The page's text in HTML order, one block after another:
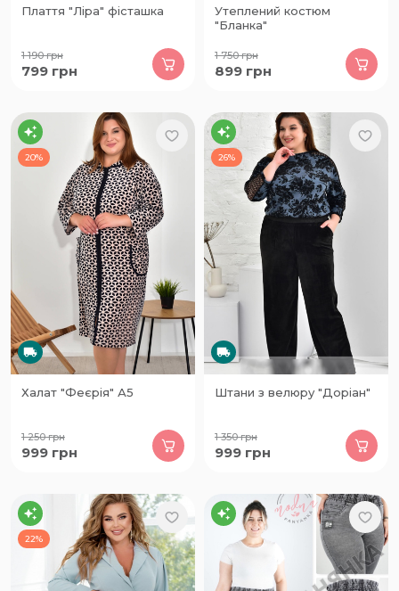
Плаття "Ліра" фісташка
1 190грн
799 грн
Утеплений костюм
"Бланка"
1 750грн
899 грн
20%
Халат "Феєрія" А5
1 250грн
999 грн
26%
Штани з велюру "Доріан"
1 350грн
999 грн
22%